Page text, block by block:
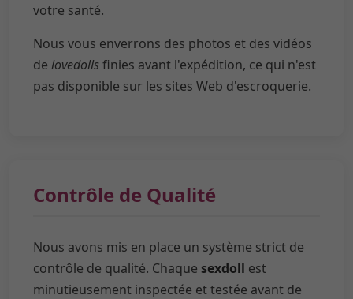
votre santé.
Nous vous enverrons des photos et des vidéos
de lovedolls finies avant l'expédition, ce qui n'est
pas disponible sur les sites Web d'escroquerie.
Contrôle de Qualité
Nous avons mis en place un système strict de
contrôle de qualité. Chaque sexdoll est
minutieusement inspectée et testée avant de